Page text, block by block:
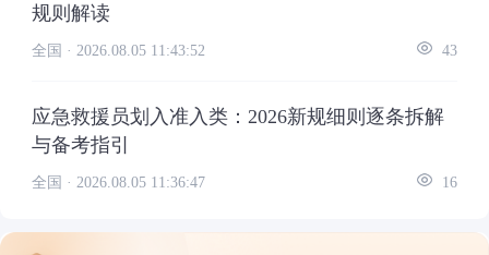
规则解读
全国 · 2026.08.05 11:43:52 43
应急救援员划入准入类：2026新规细则逐条拆解
与备考指引
全国 · 2026.08.05 11:36:47 16